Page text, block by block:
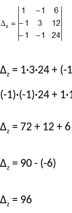
Δz = 1·3·24 + (-
(-1)·(-1)·24 +
Δz = 72 + 12 +
Δz = 90 - (-6)
Δz = 96